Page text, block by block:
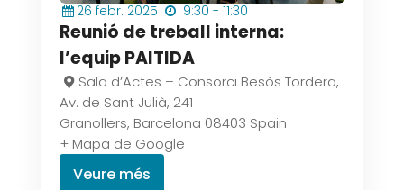
26 febr. 2025 9:30 - 11:30
Reunió de treball interna:
l’equip PAITIDA
Sala d’Actes – Consorci Besòs Tordera,
Av. de Sant Julià, 241
Granollers, Barcelona 08403 Spain
+ Mapa de Google
Veure més